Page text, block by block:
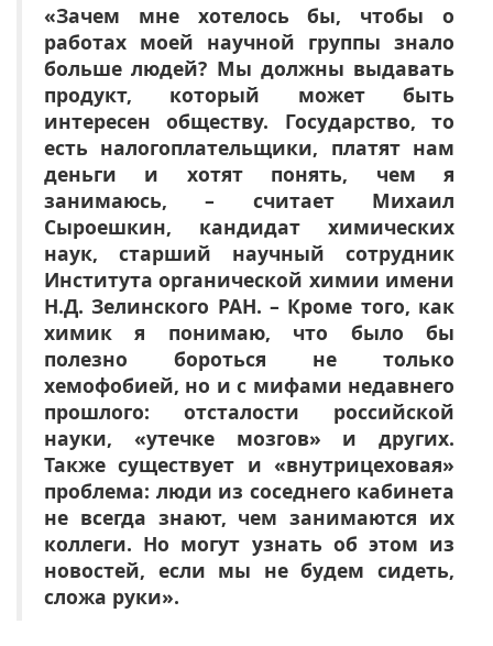
«Зачем мне хотелось бы, чтобы о
работах моей научной группы знало
больше людей? Мы должны выдавать
продукт, который может быть
интересен обществу. Государство, то
есть налогоплательщики, платят нам
деньги и хотят понять, чем я
занимаюсь, – считает Михаил
Сыроешкин, кандидат химических
наук, старший научный сотрудник
Института органической химии имени
Н.Д. Зелинского РАН. – Кроме того, как
химик я понимаю, что было бы
полезно бороться не только
хемофобией, но и с мифами недавнего
прошлого: отсталости российской
науки, «утечке мозгов» и других.
Также существует и «внутрицеховая»
проблема: люди из соседнего кабинета
не всегда знают, чем занимаются их
коллеги. Но могут узнать об этом из
новостей, если мы не будем сидеть,
сложа руки».